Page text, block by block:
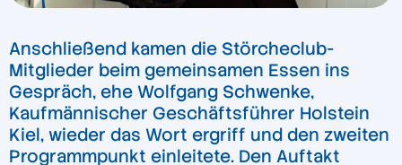
Anschließend kamen die Störcheclub-
Mitglieder beim gemeinsamen Essen ins
Gespräch, ehe Wolfgang Schwenke,
Kaufmännischer Geschäftsführer Holstein
Kiel, wieder das Wort ergriff und den zweiten
Programmpunkt einleitete. Den Auftakt